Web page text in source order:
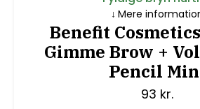
Benefit
Gimme Brow +
Pencil
93 kr.
Mere